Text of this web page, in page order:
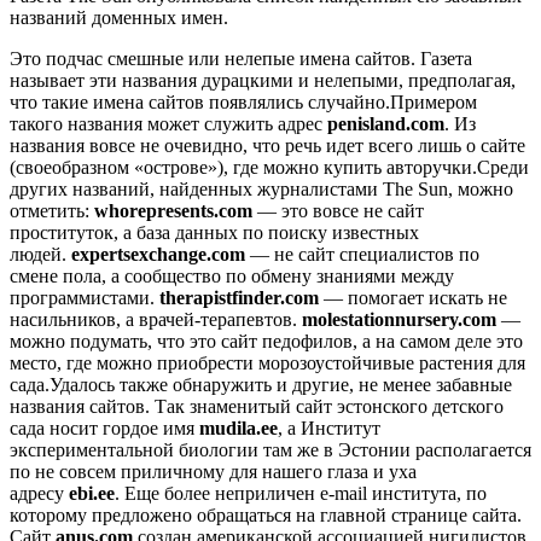
названий доменных имен.
Это подчас смешные или нелепые имена сайтов. Газета
называет эти названия дурацкими и нелепыми, предполагая,
что такие имена сайтов появлялись случайно.Примером
такого названия может служить адрес penisland.com. Из
названия вовсе не очевидно, что речь идет всего лишь о сайте
(своеобразном «острове»), где можно купить авторучки.Среди
других названий, найденных журналистами The Sun, можно
отметить: whorepresents.com — это вовсе не сайт
проституток, а база данных по поиску известных
людей. expertsexchange.com — не сайт специалистов по
смене пола, а сообщество по обмену знаниями между
программистами. therapistfinder.com — помогает искать не
насильников, а врачей-терапевтов. molestationnursery.com —
можно подумать, что это сайт педофилов, а на самом деле это
место, где можно приобрести морозоустойчивые растения для
сада.Удалось также обнаружить и другие, не менее забавные
названия сайтов. Так знаменитый сайт эстонского детского
сада носит гордое имя mudila.ee, а Институт
экспериментальной биологии там же в Эстонии располагается
по не совсем приличному для нашего глаза и уха
адресу ebi.ee. Еще более неприличен e-mail института, по
которому предложено обращаться на главной странице сайта.